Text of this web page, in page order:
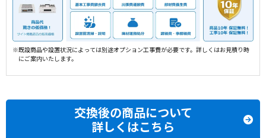
※既設商品や設置状況によっては別途オプション工事費が必要です。詳しくはお見積り時
にご案内いたします。
交換後の商品について
詳しくはこちら